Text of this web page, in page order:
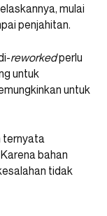
mulai
penjahitan.
reworkedperlu
untuk
untuk
ternyata
bahan
tidak